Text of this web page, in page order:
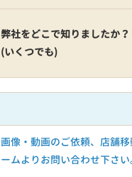
弊社をどこで知りましたか
(いくつでも)
画像・動画のご依頼、店舗
ームよりお問い合わせ下さい